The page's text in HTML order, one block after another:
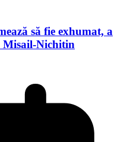
să fie exhumat, a
Misail-Nichitin